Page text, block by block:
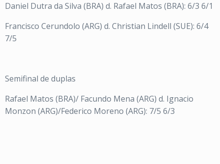
Daniel Dutra da Silva (BRA) d. Rafael Matos (BRA): 6/3 6/1
Francisco Cerundolo (ARG) d. Christian Lindell (SUE): 6/4
7/5
Semifinal de duplas
Rafael Matos (BRA)/ Facundo Mena (ARG) d. Ignacio
Monzon (ARG)/Federico Moreno (ARG): 7/5 6/3